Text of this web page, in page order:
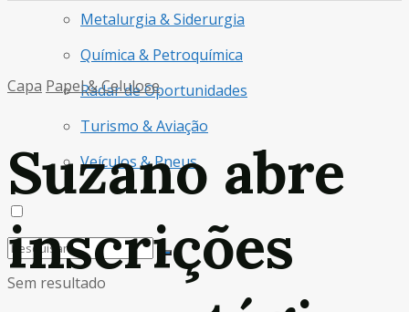
Metalurgia & Siderurgia
Química & Petroquímica
Radar de Oportunidades
Turismo & Aviação
Veículos & Pneus
Sem resultado
Capa Papel & Celulose
Suzano abre
inscrições